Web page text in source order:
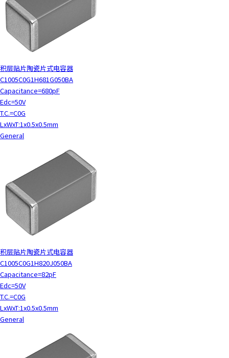
积层贴片陶瓷片式电容器
C1005C0G1H681G050BA
Capacitance=680pF
Edc=50V
T.C.=C0G
LxWxT:1x0.5x0.5mm
General
积层贴片陶瓷片式电容器
C1005C0G1H820J050BA
Capacitance=82pF
Edc=50V
T.C.=C0G
LxWxT:1x0.5x0.5mm
General